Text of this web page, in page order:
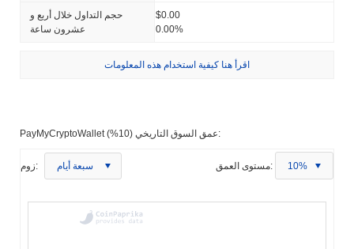
حجم التداول خلال أربع و
عشرون ساعة
$0.00
0.00%
اقرأ هنا كيفية استخدام هذه المعلومات
PayMyCryptoWallet عمق السوق التاريخي (10%):
زوم: سبعة أيام مستوى العمق: 10%